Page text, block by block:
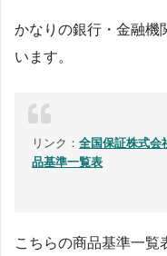
かなりの銀行・金融機
います。
リンク：全国保証株式会
品基準一覧表
こちらの商品基準一覧